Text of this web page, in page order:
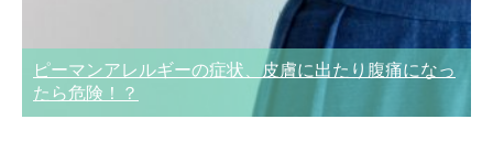
ピーマンアレルギーの症状、皮膚に出たり腹痛になっ
たら危険！？